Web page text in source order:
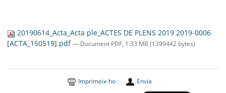
20190614_Acta_Acta ple_ACTES DE PLENS 2019 2019-0006
[ACTA_150519].pdf— Document PDF, 1.33 MB (1399442 bytes)
Imprimeix-ho Envia